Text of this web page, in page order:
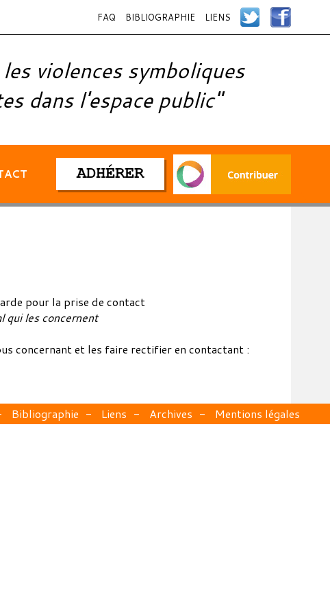
FAQ BIBLIOGRAPHIE LIENS
violences symboliques
dans l'espace public"
ADHÉRER
pour la prise de contact
qui les concernent
concernant et les faire rectifier en contactant :
Bibliographie Liens Archives Mentions légales